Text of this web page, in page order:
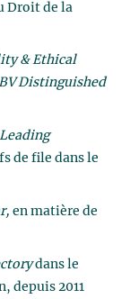
Droit de la
& Ethical
Distinguished
de file dans le
en matière de
dans le
depuis 2011